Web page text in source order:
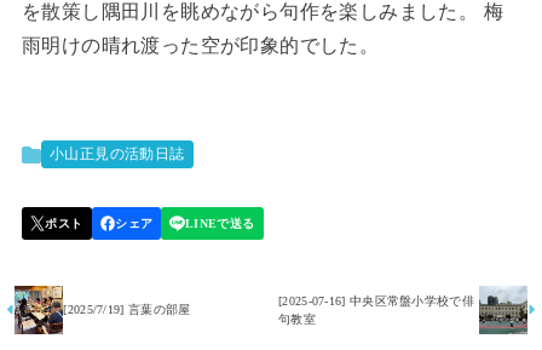
を散策し隅田川を眺めながら句作を楽しみました。 梅
雨明けの晴れ渡った空が印象的でした。
小山正見の活動日誌
[2025/7/19] 言葉の部屋
[2025-07-16] 中央区常盤小学校で俳
句教室